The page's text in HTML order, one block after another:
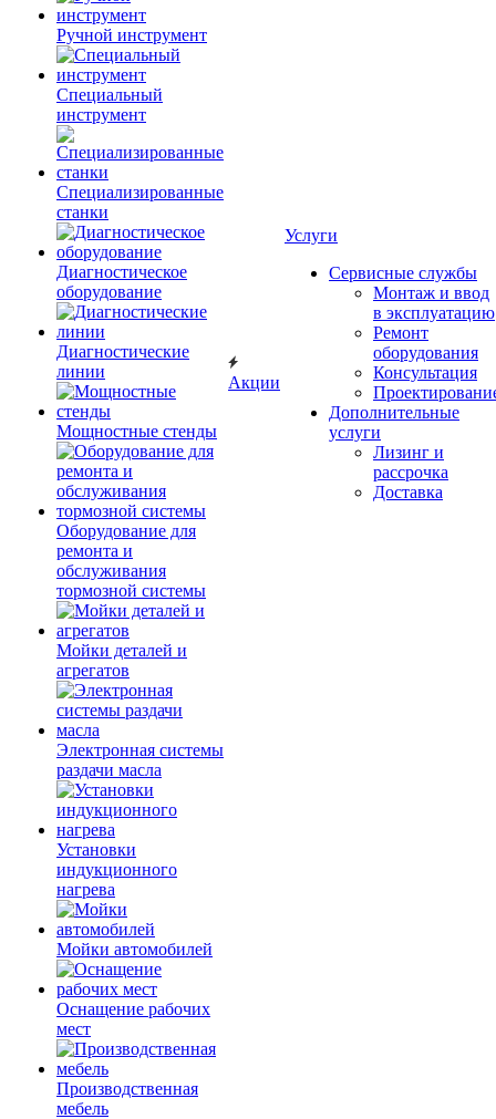
Ручной инструмент
Специальный
инструмент
Специализированные
станки
Диагностическое
оборудование
Диагностические
линии
Мощностные стенды
Оборудование для
ремонта и
обслуживания
тормозной системы
Мойки деталей и
агрегатов
Электронная системы
раздачи масла
Установки
индукционного
нагрева
Мойки автомобилей
Оснащение рабочих
мест
Производственная
мебель
Акции
Услуги
Сервисные службы
Монтаж и ввод
в эксплуатацию
Ремонт
оборудования
Консультация
Дополнительные
услуги
Лизинг и
рассрочка
Доставка